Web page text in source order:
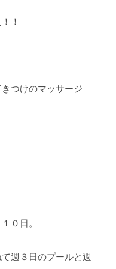
！
つけのマッサージ
０日。
週３日のプールと週